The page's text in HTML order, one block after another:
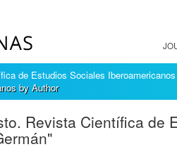
de Estudios Sociales Iberoamericanos
by Author
Revista Científica de